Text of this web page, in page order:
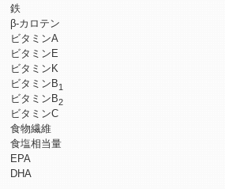
鉄
β-カロテン
ビタミンA
ビタミンE
ビタミンK
ビタミンB1
ビタミンB2
ビタミンC
食物繊維
食塩相当量
EPA
DHA